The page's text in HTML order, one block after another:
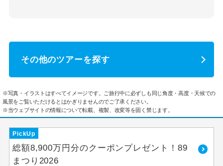
その他のツアーを探す
※写真・イラストはすべてイメージです。ご旅行中に必ずしも同じ角度・高度・天候での
風景をご覧いただけるとはかぎりませんのでご了承ください。
※当ウェブサイトの情報について転載、複製、改変等を固く禁じます。
PickUp
総額8,900万円分のクーポンプレゼント！89
まつり2026